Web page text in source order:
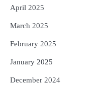
April 2025
March 2025
February 2025
January 2025
December 2024